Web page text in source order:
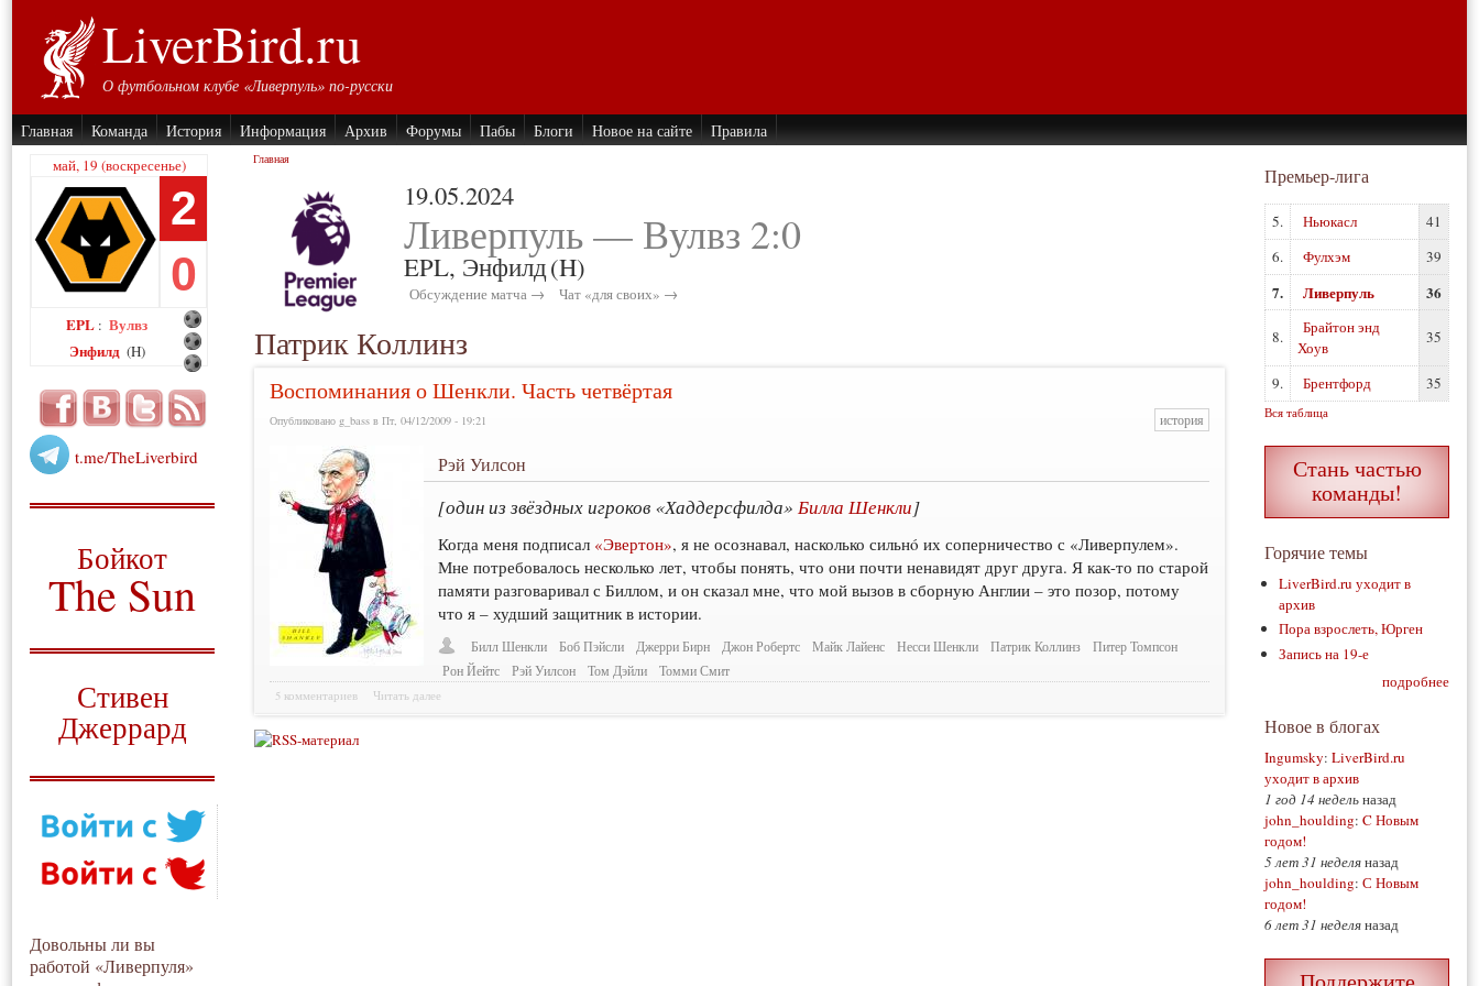
LiverBird.ru
О футбольном клубе «Ливерпуль» по-русски
Главная Команда История Информация Архив Форумы Пабы Блоги Новое на сайте Правила
май, 19 (воскресенье)
2
0
EPL : Вулвз
Энфилд (H)
t.me/TheLiverbird
Бойкот
The Sun
Стивен
Джеррард
Довольны ли вы
работой «Ливерпуля»
Главная
19.05.2024
Ливерпуль — Вулвз 2:0
EPL, Энфилд(H)
Обсуждение матча → Чат «для своих» →
Патрик Коллинз
Воспоминания о Шенкли. Часть четвёртая
Опубликовано g_bass в Пт, 04/12/2009 - 19:21 история
Рэй Уилсон
[один из звёздных игроков «Хаддерсфилда»Билла Шенкли]
Когда меня подписал «Эвертон», я не осознавал, насколько сильнó их соперничество с «Ливерпулем».
Мне потребовалось несколько лет, чтобы понять, что они почти ненавидят друг друга. Я как-то по старой
памяти разговаривал с Биллом, и он сказал мне, что мой вызов в сборную Англии – это позор, потому
что я – худший защитник в истории.
Билл Шенкли Боб Пэйсли Джерри Бирн Джон Робертс Майк Лайенс Несси Шенкли Патрик Коллинз
Питер Томпсон
Рон Йейтс
Рэй Уилсон Том Дэйли Томми Смит
5 комментариев Читать далее
Премьер-лига
5. Ньюкасл
41
6.
Фулхэм 39
7. Ливерпуль 36
8.
Брайтон энд
Хоув
35
9. Брентфорд 35
Вся таблица
Стань частью
команды!
Горячие темы
LiverBird.ru уходит в
архив
Пора взрослеть, Юрген
Запись на 19-е
подробнее
Новое в блогах
Ingumsky: LiverBird.ru
уходит в архив
1 год 14 недельназад
john_houlding: C Новым
годом!
5 лет 31 неделяназад
john_houlding: С Новым
годом!
6 лет 31 неделяназад